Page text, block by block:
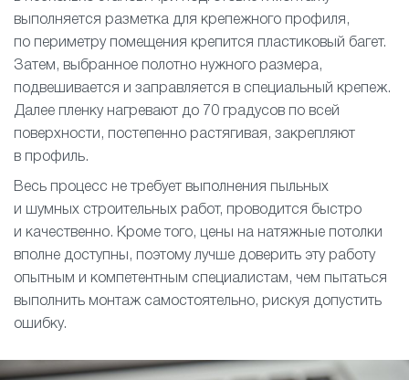
выполняется разметка для крепежного профиля,
по периметру помещения крепится пластиковый багет.
Затем, выбранное полотно нужного размера,
подвешивается и заправляется в специальный крепеж.
Далее пленку нагревают до 70 градусов по всей
поверхности, постепенно растягивая, закрепляют
в профиль.
Весь процесс не требует выполнения пыльных
и шумных строительных работ, проводится быстро
и качественно. Кроме того, цены на натяжные потолки
вполне доступны, поэтому лучше доверить эту работу
опытным и компетентным специалистам, чем пытаться
выполнить монтаж самостоятельно, рискуя допустить
ошибку.